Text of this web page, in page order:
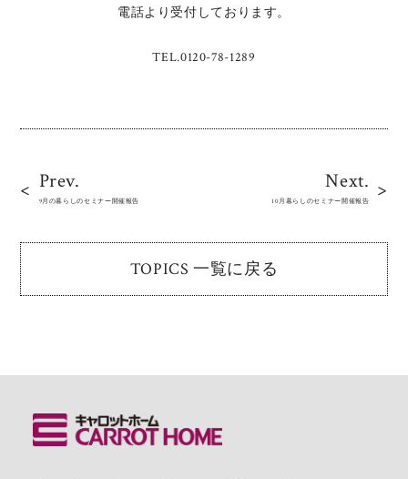
電話より受付しております。
TEL.0120-78-1289
Prev.
9月の暮らしのセミナー開催報告
Next.
10月暮らしのセミナー開催報告
TOPICS 一覧に戻る